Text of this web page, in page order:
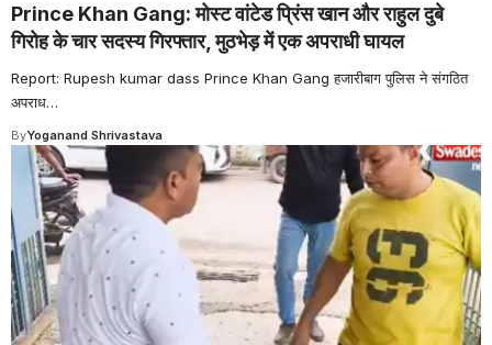
Prince Khan Gang: मोस्ट वांटेड प्रिंस खान और राहुल दुबे
गिरोह के चार सदस्य गिरफ्तार, मुठभेड़ में एक अपराधी घायल
Report: Rupesh kumar dass Prince Khan Gang हजारीबाग पुलिस ने संगठित
अपराध…
ByYoganand Shrivastava